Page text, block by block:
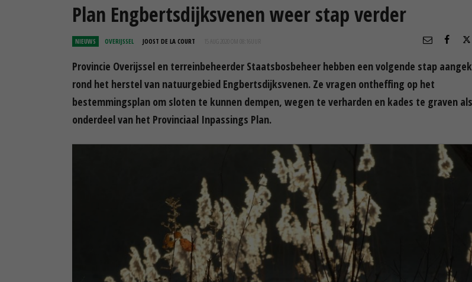
Plan Engbertsdijksvenen weer stap verder
NIEUWS OVERIJSSEL JOOST DE LA COURT 15 AUG 2020 OM 08:16
Provincie Overijssel en terreinbeheerder Staatsbosbeheer hebben een volgende stap
rond het herstel van natuurgebied Engbertsdijksvenen. Ze vragen ontheffing op het
bestemmingsplan om sloten te kunnen dempen, wegen te verharden en kades te graven als
onderdeel van het Provinciaal Inpassings Plan.